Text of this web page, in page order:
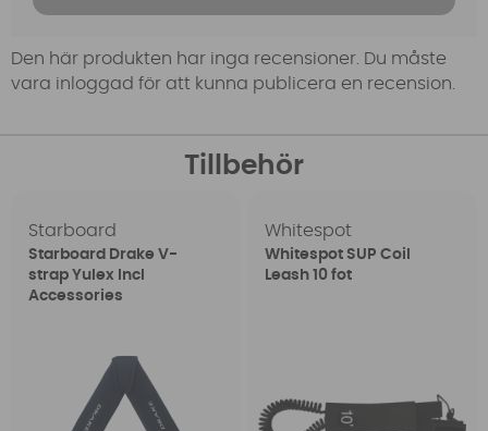
Den här produkten har inga recensioner. Du måste
vara inloggad för att kunna publicera en recension.
Tillbehör
Starboard
Starboard Drake V-
strap Yulex Incl
Accessories
Whitespot
Whitespot SUP Coil
Leash 10 fot